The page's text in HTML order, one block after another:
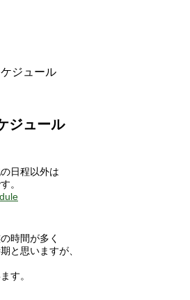
ジュール
ジュール
日程以外は
。
時間が多く
と思いますが、
す。